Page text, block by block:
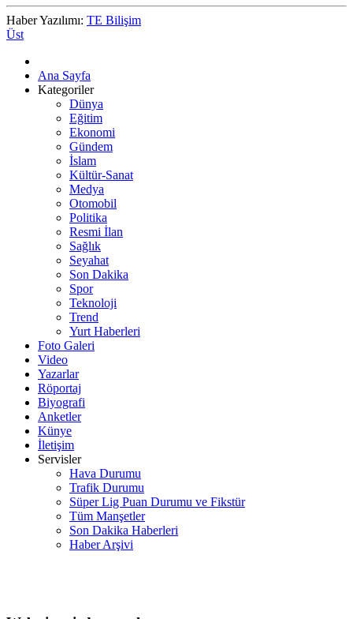
Haber Yazılımı: TE Bilişim
Üst
Ana Sayfa
Kategoriler
Dünya
Eğitim
Ekonomi
Gündem
İslam
Kültür-Sanat
Medya
Otomobil
Politika
Resmi İlan
Sağlık
Seyahat
Son Dakika
Spor
Teknoloji
Trend
Yurt Haberleri
Foto Galeri
Video
Yazarlar
Röportaj
Biyografi
Anketler
Künye
İletişim
Servisler
Hava Durumu
Trafik Durumu
Süper Lig Puan Durumu ve Fikstür
Tüm Manşetler
Son Dakika Haberleri
Haber Arşivi